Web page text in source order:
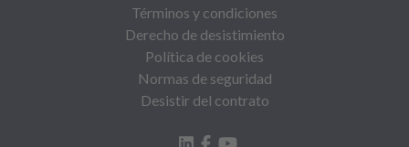
Términos y condiciones
Derecho de desistimiento
Política de cookies
Normas de seguridad
Desistir del contrato